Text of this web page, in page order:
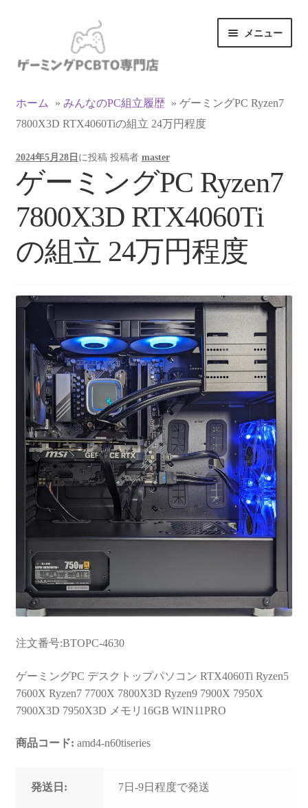
ゲ
ョ
ン
ス
キ
ッ
プ
テ
へ
ス
ッ
プ
メニュー
マイアカウント
支払い
お買い物カゴ
お買い物ガイド
お問い合わせ
フルカスタマイズ相談
みんなのPC組立履歴
ご使用時にあたって
ホーム » みんなのPC組立履歴 » ゲーミングPC Ryzen7
7800X3D RTX4060Tiの組立 24万円程度
2024年5月28日 に投稿 投稿者 master
ゲーミングPC Ryzen7
7800X3D RTX4060Ti
の組立 24万円程度
注文番号:BTOPC-4630
ゲーミングPC デスクトップパソコン RTX4060Ti Ryzen5
7600X Ryzen7 7700X 7800X3D Ryzen9 7900X 7950X
7900X3D 7950X3D メモリ16GB WIN11PRO
商品コード: amd4-n60tiseries
発送日: 7日-9日程度で発送